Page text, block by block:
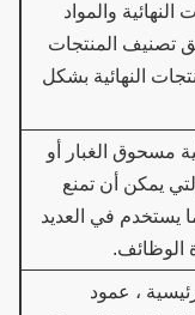
والمواد
تصنيف المنتجات
النهائية بشكل
مسحوق الغبار أو
يمكن أن تمنع
يستخدم في العديد
الوظائف.
، عمود